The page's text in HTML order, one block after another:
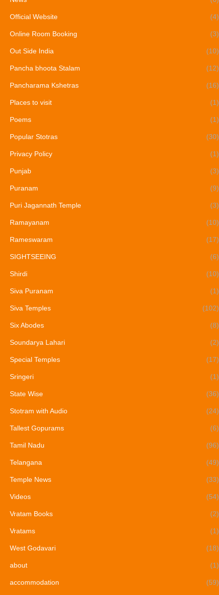
Official Website (4)
Online Room Booking (3)
Out Side India (10)
Pancha bhoota Stalam (12)
Pancharama Kshetras (16)
Places to visit (1)
Poems (1)
Popular Stotras (30)
Privacy Policy (1)
Punjab (3)
Puranam (9)
Puri Jagannath Temple (3)
Ramayanam (10)
Rameswaram (17)
SIGHTSEEING (6)
Shirdi (10)
Siva Puranam (1)
Siva Temples (102)
Six Abodes (8)
Soundarya Lahari (2)
Special Temples (17)
Sringeri (1)
State Wise (36)
Stotram with Audio (24)
Tallest Gopurams (6)
Tamil Nadu (96)
Telangana (49)
Temple News (33)
Videos (54)
Vratam Books (2)
Vratams (1)
West Godavari (18)
about (1)
accommodation (59)